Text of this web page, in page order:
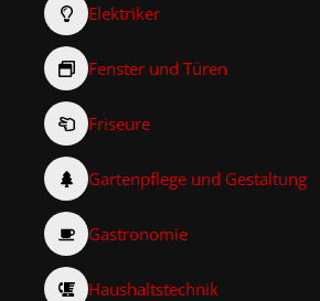
Elektriker
Fenster und Türen
Friseure
Gartenpflege und Gestaltung
Gastronomie
Haushaltstechnik